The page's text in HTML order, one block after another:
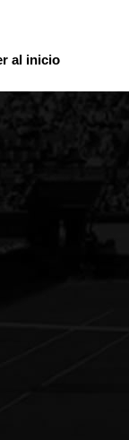
al inicio